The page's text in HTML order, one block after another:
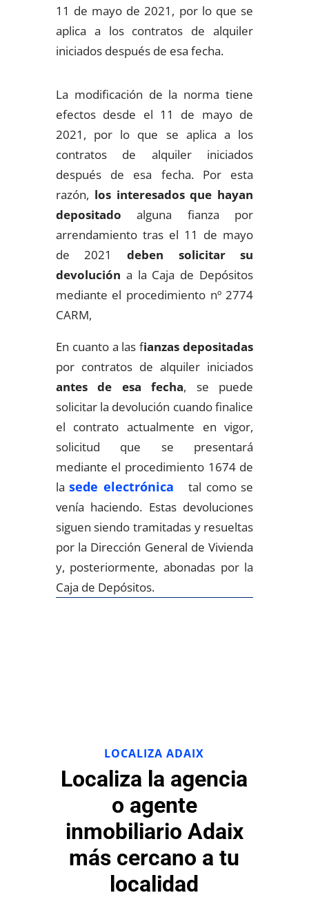
11 de mayo de 2021, por lo que se
aplica a los contratos de alquiler
iniciados después de esa fecha.
La modificación de la norma tiene
efectos desde el 11 de mayo de
2021, por lo que se aplica a los
contratos de alquiler iniciados
después de esa fecha. Por esta
razón, los interesados que hayan
depositado alguna fianza por
arrendamiento tras el 11 de mayo
de 2021 deben solicitar su
devolución a la Caja de Depósitos
mediante el procedimiento nº 2774
CARM,
En cuanto a las fianzas depositadas
por contratos de alquiler iniciados
antes de esa fecha, se puede
solicitar la devolución cuando finalice
el contrato actualmente en vigor,
solicitud que se presentará
mediante el procedimiento 1674 de
lasede electrónica tal como se
venía haciendo. Estas devoluciones
siguen siendo tramitadas y resueltas
por la Dirección General de Vivienda
y, posteriormente, abonadas por la
Caja de Depósitos.
LOCALIZA ADAIX
Localiza la agencia
o agente
inmobiliario Adaix
más cercano a tu
localidad